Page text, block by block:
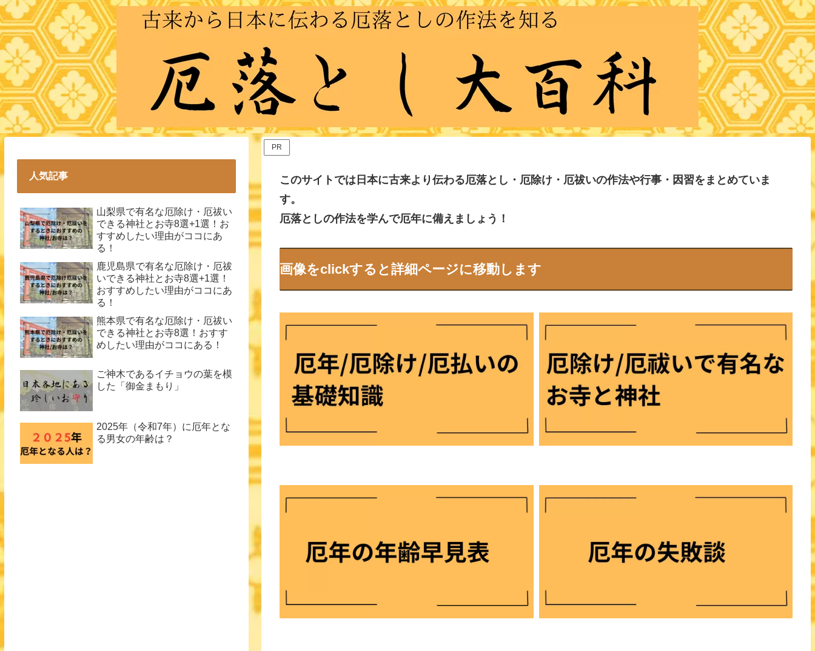
PR
このサイトでは日本に古来より伝わる厄落とし・厄除け・厄祓いの作法や行事・因習をまとめていま
す。
厄落としの作法を学んで厄年に備えましょう！
画像をclickすると詳細ページに移動します
人気記事
山梨県で有名な厄除け・厄祓い
できる神社とお寺8選+1選！お
すすめしたい理由がココにあ
る！
鹿児島県で有名な厄除け・厄祓
いできる神社とお寺8選+1選！
おすすめしたい理由がココにあ
る！
熊本県で有名な厄除け・厄祓い
できる神社とお寺8選！おすす
めしたい理由がココにある！
ご神木であるイチョウの葉を模
した「御金まもり」
2025年（令和7年）に厄年とな
る男女の年齢は？